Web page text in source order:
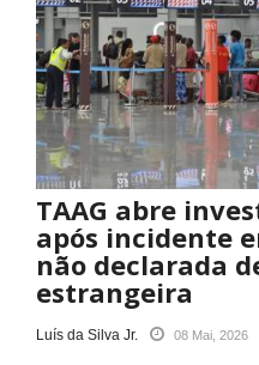
TAAG abre
após incidente
não declarada
estrangeira
Luís da Silva Jr. 08 Mai, 2026